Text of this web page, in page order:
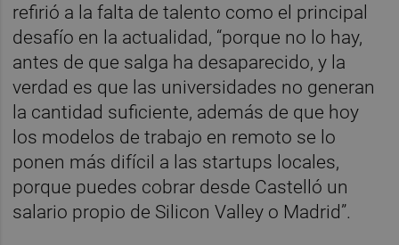
refirió a la falta de talento como el principal
desafío en la actualidad, “porque no lo hay,
antes de que salga ha desaparecido, y la
verdad es que las universidades no generan
la cantidad suficiente, además de que hoy
los modelos de trabajo en remoto se lo
ponen más difícil a las startups locales,
porque puedes cobrar desde Castelló un
salario propio de Silicon Valley o Madrid”.